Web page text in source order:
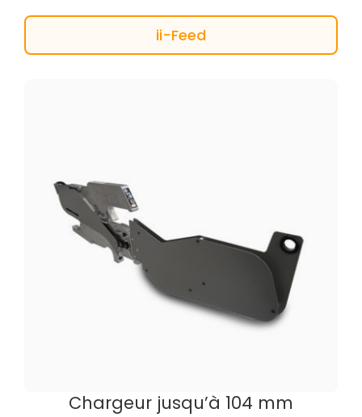
ii-Feed
Chargeur jusqu’à 104 mm